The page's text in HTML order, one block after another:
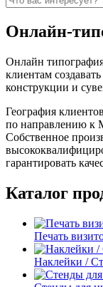
Онлайн-
Онлайн
клиентам
конструкции и
География
по направлению к
Собственное
гарантировать
Каталог
Печать
Наклейки /